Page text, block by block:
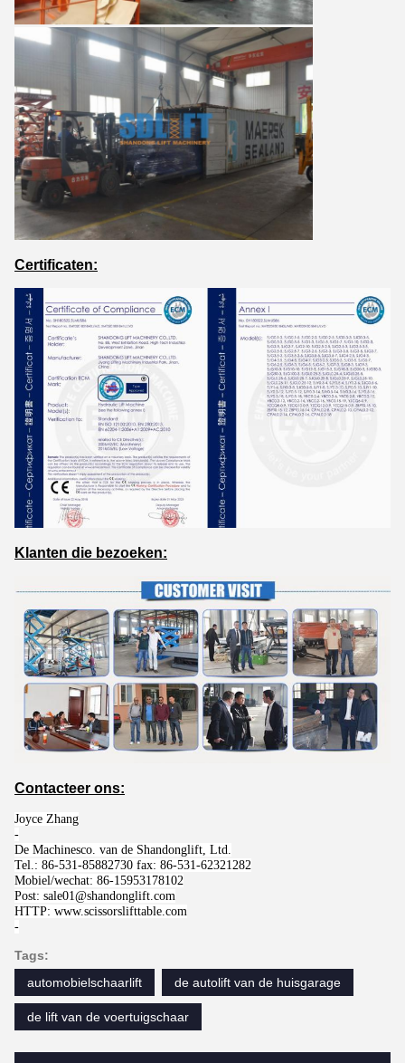
Certificaten:
Klanten die bezoeken:
Contacteer ons:
Joyce Zhang
-
De Machinesco. van de Shandonglift, Ltd.
Tel.: 86-531-85882730 fax: 86-531-62321282
Mobiel/wechat: 86-15953178102
Post: sale01@shandonglift.com
HTTP: www.scissorslifttable.com
-
Tags:
automobielschaarlift
de autolift van de huisgarage
de lift van de voertuigschaar